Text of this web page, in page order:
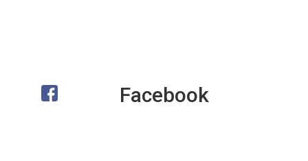
Facebook